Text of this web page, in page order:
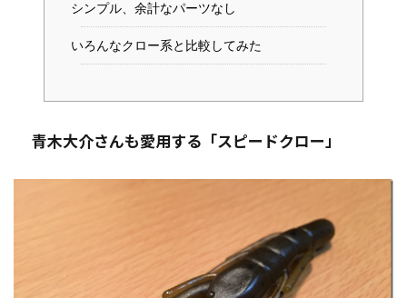
シンプル、余計なパーツなし
いろんなクロー系と比較してみた
青木大介さんも愛用する「スピードクロー」